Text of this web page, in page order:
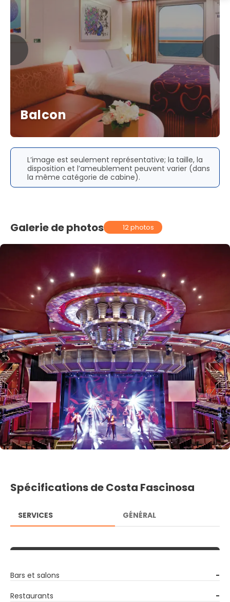
Balcon
L’image est seulement représentative; la taille, la
disposition et l’ameublement peuvent varier (dans
la même catégorie de cabine).
Galerie de photos 12 photos
Spécifications de Costa Fascinosa
SERVICES GÉNÉRAL
Bars et salons
-
Restaurants
-